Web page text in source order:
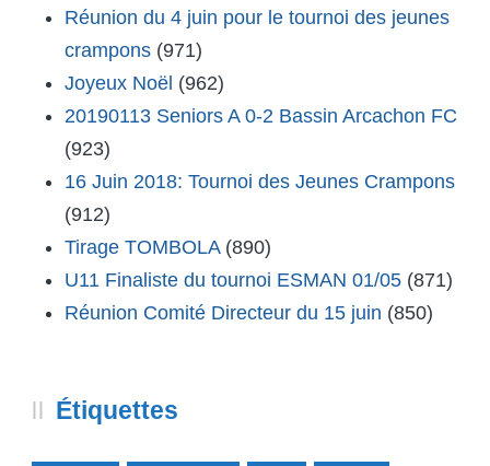
Réunion du 4 juin pour le tournoi des jeunes
crampons (971)
Joyeux Noël (962)
20190113 Seniors A 0-2 Bassin Arcachon FC
(923)
16 Juin 2018: Tournoi des Jeunes Crampons
(912)
Tirage TOMBOLA (890)
U11 Finaliste du tournoi ESMAN 01/05 (871)
Réunion Comité Directeur du 15 juin (850)
Étiquettes